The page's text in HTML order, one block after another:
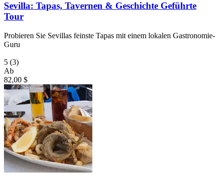
Sevilla: Tapas, Tavernen & Geschichte Geführte
Tour
Probieren Sie Sevillas feinste Tapas mit einem lokalen Gastronomie-
Guru
5 (3)
Ab
82,00 $